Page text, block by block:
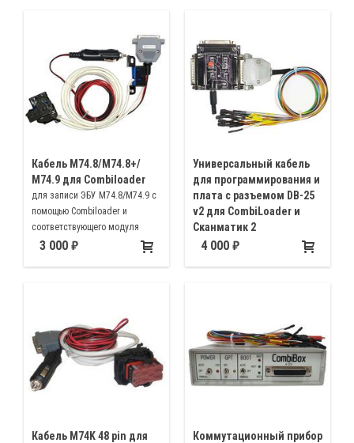
Кабель M74.8/М74.8+/
М74.9 для Combiloader
для записи ЭБУ М74.8/М74.9 с
помощью Combiloader и
соответствующего модуля
3 000
Универсальный кабель
для программирования и
плата с разъемом DB-25
v2 для CombiLoader и
Сканматик 2
для подключения Сканматик 2
4 000
Кабель M74K 48 pin для
Коммутационный прибор